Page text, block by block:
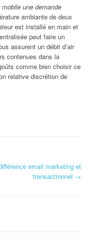
une demande
ambiante de deux
est installé en main et
peut faire un
assurent un débit d’air
contenues dans la
comme bien choisir ce
relative discrétion de
email marketing et
transactionnel →